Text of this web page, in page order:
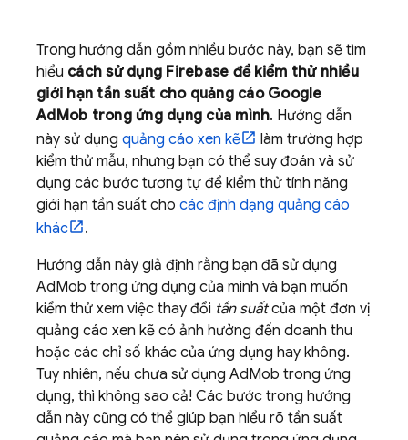
Trong hướng dẫn gồm nhiều bước này, bạn sẽ tìm
hiểu cách sử dụng Firebase để kiểm thử nhiều
giới hạn tần suất cho quảng cáo Google
AdMob trong ứng dụng của mình. Hướng dẫn
này sử dụng quảng cáo xen kẽ
làm trường hợp
kiểm thử mẫu, nhưng bạn có thể suy đoán và sử
dụng các bước tương tự để kiểm thử tính năng
giới hạn tần suất cho các định dạng quảng cáo
khác
.
Hướng dẫn này giả định rằng bạn đã sử dụng
AdMob trong ứng dụng của mình và bạn muốn
kiểm thử xem việc thay đổi tần suấtcủa một đơn vị
quảng cáo xen kẽ có ảnh hưởng đến doanh thu
hoặc các chỉ số khác của ứng dụng hay không.
Tuy nhiên, nếu chưa sử dụng AdMob trong ứng
dụng, thì không sao cả! Các bước trong hướng
dẫn này cũng có thể giúp bạn hiểu rõ tần suất